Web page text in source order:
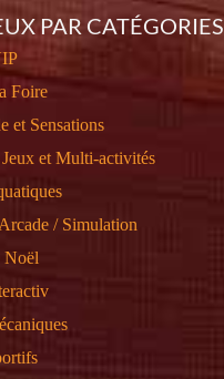
PAR CATÉGORIES
Foire
et Sensations
et Multi-activités
/ Simulation
Noël